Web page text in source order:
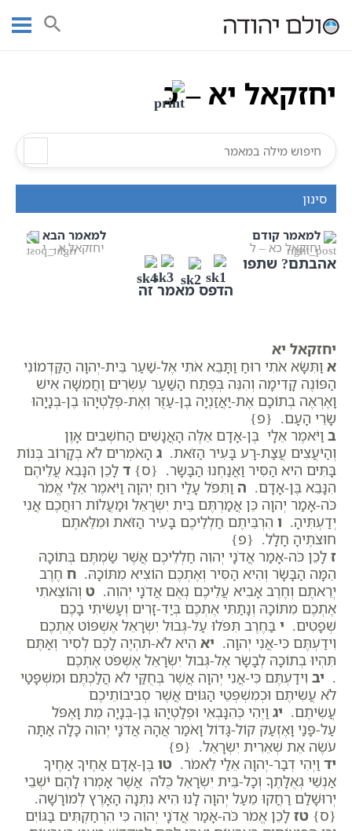
עמוד ראשי
יחזקאל יא – כ
יחזקאל יא – כ
יחזקאל יא
א וַתִּשָּׂא אֹתִי רוּחַ וַתָּבֵא אֹתִי אֶל-שַׁעַר בֵּית-יְהוָה הַקַּדְמוֹנִי
הַפּוֹנֶה קָדִימָה וְהִנֵּה בְּפֶתַח הַשַּׁעַר עֶשְׂרִים וַחֲמִשָּׁה אִישׁ
וָאֶרְאֶה בְתוֹכָם אֶת-יַאֲזַנְיָה בֶן-עַזֻּר וְאֶת-פְּלַטְיָהוּ בֶן-בְּנָיָהוּ
שָׂרֵי הָעָם. {פ}
ב וַיֹּאמֶר אֵלָי בֶּן-אָדָם אֵלֶּה הָאֲנָשִׁים הַחֹשְׁבִים אָוֶן
וְהַיֹּעֲצִים עֲצַת-רָע בָּעִיר הַזֹּאת. ג הָאֹמְרִים לֹא בְקָרוֹב בְּנוֹת
בָּתִּים הִיא הַסִּיר וַאֲנַחְנוּ הַבָּשָׂר. {ס} ד לָכֵן הִנָּבֵא עֲלֵיהֶם
הִנָּבֵא בֶּן-אָדָם. ה וַתִּפֹּל עָלַי רוּחַ יְהוָה וַיֹּאמֶר אֵלַי אֱמֹר
כֹּה-אָמַר יְהוָה כֵּן אֲמַרְתֶּם בֵּית יִשְׂרָאֵל וּמַעֲלוֹת רוּחֲכֶם אֲנִי
יְדַעְתִּיהָ. ו הִרְבֵּיתֶם חַלְלֵיכֶם בָּעִיר הַזֹּאת וּמִלֵּאתֶם
חוּצֹתֶיהָ חָלָל. {פ}
ז לָכֵן כֹּה-אָמַר אֲדֹנָי יְהוִה חַלְלֵיכֶם אֲשֶׁר שַׂמְתֶּם בְּתוֹכָהּ
הֵמָּה הַבָּשָׂר וְהִיא הַסִּיר וְאֶתְכֶם הוֹצִיא מִתּוֹכָהּ. ח חֶרֶב
יְרֵאתֶם וְחֶרֶב אָבִיא עֲלֵיכֶם נְאֻם אֲדֹנָי יְהוִה. ט וְהוֹצֵאתִי
אֶתְכֶם מִתּוֹכָהּ וְנָתַתִּי אֶתְכֶם בְּיַד-זָרִים וְעָשִׂיתִי בָכֶם
שְׁפָטִים. י בַּחֶרֶב תִּפֹּלוּ עַל-גְּבוּל יִשְׂרָאֵל אֶשְׁפּוֹט אֶתְכֶם
וִידַעְתֶּם כִּי-אֲנִי יְהוָה. יא הִיא לֹא-תִהְיֶה לָכֶם לְסִיר וְאַתֶּם
תִּהְיוּ בְתוֹכָהּ לְבָשָׂר אֶל-גְּבוּל יִשְׂרָאֵל אֶשְׁפֹּט אֶתְכֶם
. יב וִידַעְתֶּם כִּי-אֲנִי יְהוָה אֲשֶׁר בְּחֻקַּי לֹא הֲלַכְתֶּם וּמִשְׁפָּטַי
לֹא עֲשִׂיתֶם וּכְמִשְׁפְּטֵי הַגּוֹיִם אֲשֶׁר סְבִיבוֹתֵיכֶם
עֲשִׂיתֶם. יג וַיְהִי כְּהִנָּבְאִי וּפְלַטְיָהוּ בֶן-בְּנָיָה מֵת וָאֶפֹּל
עַל-פָּנַי וָאֶזְעַק קוֹל-גָּדוֹל וָאֹמַר אֲהָהּ אֲדֹנָי יְהוִה כָּלָה אַתָּה
עֹשֶׂה אֵת שְׁאֵרִית יִשְׂרָאֵל. {פ}
יד וַיְהִי דְבַר-יְהוָה אֵלַי לֵאמֹר. טו בֶּן-אָדָם אַחֶיךָ אַחֶיךָ
אַנְשֵׁי גְאֻלָּתֶךָ וְכָל-בֵּית יִשְׂרָאֵל כֻּלֹּה אֲשֶׁר אָמְרוּ לָהֶם יֹשְׁבֵי
יְרוּשָׁלִַם רַחֲקוּ מֵעַל יְהוָה לָנוּ הִיא נִתְּנָה הָאָרֶץ לְמוֹרָשָׁה.
{ס} טז לָכֵן אֱמֹר כֹּה-אָמַר אֲדֹנָי יְהוִה כִּי הִרְחַקְתִּים בַּגּוֹיִם
סינון
למאמר קודם
יחזקאל כא – ל
למאמר הבא
יחזקאל א – י
אהבתם? שתפו
הדפס מאמר זה